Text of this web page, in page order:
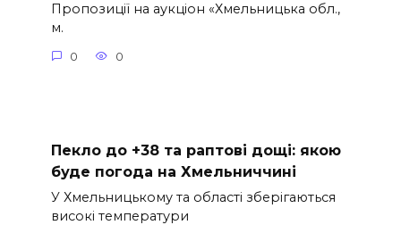
Пропозиції на аукціон «Хмельницька обл.,
м.
0 0
Пекло до +38 та раптові дощі: якою
буде погода на Хмельниччині
У Хмельницькому та області зберігаються
високі температури